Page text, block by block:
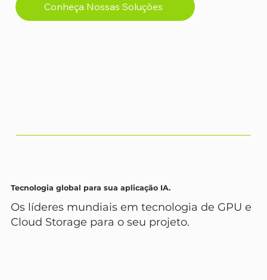
Tecnologia global para sua aplicação IA.
Os líderes mundiais em tecnologia de GPU e
Cloud Storage para o seu projeto.
Conheça Nossas Soluções